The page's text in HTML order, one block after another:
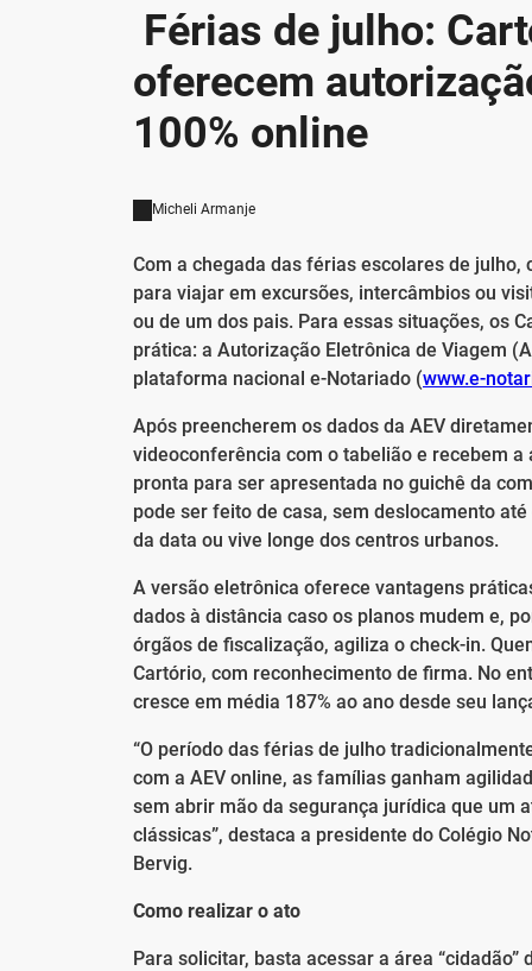
Férias de julho:
oferecem
100% online
Micheli Armanje
Com a chegada das férias escolares de
para viajar em excursões, intercâmbios ou
ou de um dos pais. Para essas situações, os
prática: a Autorização Eletrônica de Viagem
plataforma nacional e-Notariado (www.e-
Após preencherem os dados da AEV
videoconferência com o tabelião e recebem
pronta para ser apresentada no guichê da
pode ser feito de casa, sem deslocamento
da data ou vive longe dos centros urbanos.
A versão eletrônica oferece vantagens
dados à distância caso os planos mudem e,
órgãos de fiscalização, agiliza o check-in.
Cartório, com reconhecimento de firma. No
cresce em média 187% ao ano desde seu
“O período das férias de julho
com a AEV online, as famílias ganham
sem abrir mão da segurança jurídica que um
clássicas”, destaca a presidente do Colégio
Bervig.
Como realizar o ato
Para solicitar, basta acessar a área